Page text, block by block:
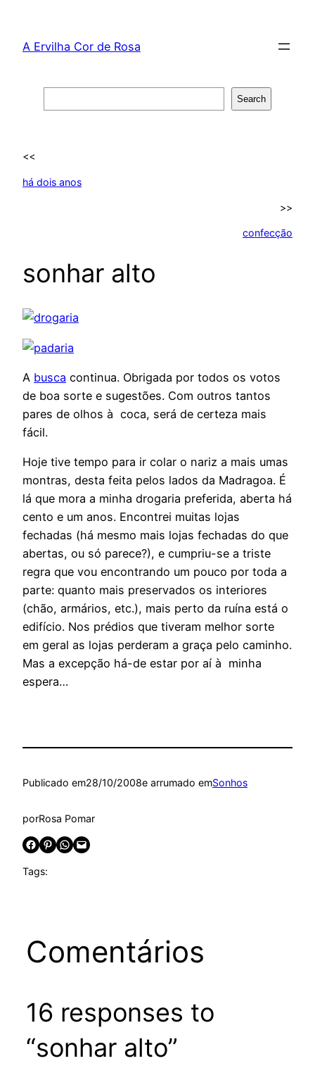
content
A Ervilha Cor de Rosa
Search
<<
há dois anos
>>
confecção
sonhar alto
A busca continua. Obrigada por todos os votos
de boa sorte e sugestões. Com outros tantos
pares de olhos à coca, será de certeza mais
fácil.
Hoje tive tempo para ir colar o nariz a mais umas
montras, desta feita pelos lados da Madragoa. É
lá que mora a minha drogaria preferida, aberta há
cento e um anos. Encontrei muitas lojas
fechadas (há mesmo mais lojas fechadas do que
abertas, ou só parece?), e cumpriu-se a triste
regra que vou encontrando um pouco por toda a
parte: quanto mais preservados os interiores
(chão, armários, etc.), mais perto da ruína está o
edifício. Nos prédios que tiveram melhor sorte
em geral as lojas perderam a graça pelo caminho.
Mas a excepção há-de estar por aí à minha
espera…
Publicado em28/10/2008e arrumado emSonhos
porRosa Pomar
Share on Facebook Share on Pinterest Share on WhatsApp Email this Page
Tags:
Comentários
16 responses to
“sonhar alto”